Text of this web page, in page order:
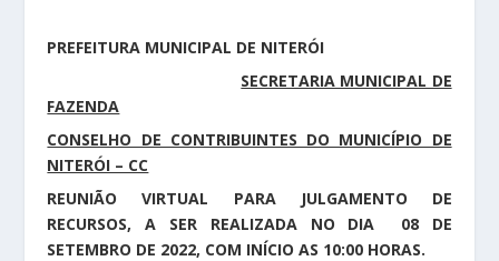
PREFEITURA MUNICIPAL DE NITERÓI
SECRETARIA MUNICIPAL DE
FAZENDA
CONSELHO DE CONTRIBUINTES DO MUNICÍPIO DE
NITERÓI – CC
REUNIÃO VIRTUAL PARA JULGAMENTO DE
RECURSOS, A SER REALIZADA NO DIA 08 DE
SETEMBRO DE 2022, COM INÍCIO AS 10:00 HORAS.